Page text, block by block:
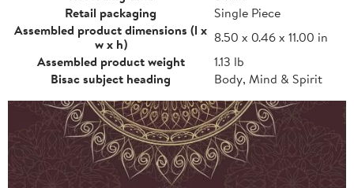
Retail packaging
Single Piece
Assembled product dimensions (l x
w x h)
8.50 x 0.46 x 11.00 in
Assembled product weight
1.13 lb
Bisac subject heading
Body, Mind & Spirit